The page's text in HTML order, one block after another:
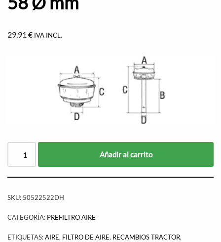
29,91 € IVA INCL.
Añadir al carrito
SKU: 50522522DH
CATEGORÍA: PREFILTRO AIRE
ETIQUETAS:AIRE, FILTRO DE AIRE, RECAMBIOS TRACTOR,